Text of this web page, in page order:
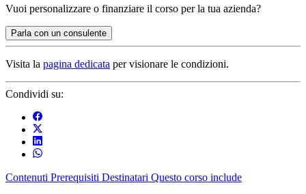
Vuoi personalizzare o finanziare il corso per la tua azienda?
Parla con un consulente
Visita la pagina dedicata per visionare le condizioni.
Condividi su:
Contenuti Prerequisiti Destinatari Questo corso include